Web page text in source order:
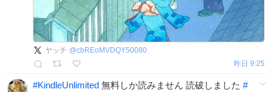
ヤッチ @cbREoMVDQY50080
昨日 9:25
#KindleUnlimited 無料しか読みません 読破しました #